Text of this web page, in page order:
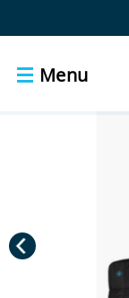
Menu